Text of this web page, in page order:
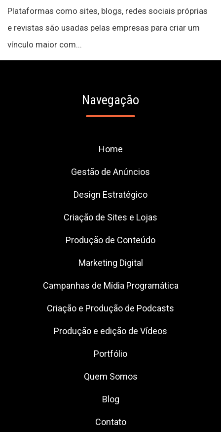
Plataformas como sites, blogs, redes sociais próprias
e revistas são usadas pelas empresas para criar um
vínculo maior com...
Navegação
Home
Gestão de Anúncios
Design Estratégico
Criação de Sites e Lojas
Produção de Conteúdo
Marketing Digital
Campanhas de Mídia Programática
Criação e Produção de Podcasts
Produção e edição de Vídeos
Portfólio
Quem Somos
Blog
Contato